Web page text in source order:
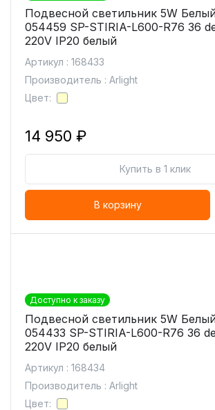
Подвесной светильник 5W
054459 SP-STIRIA-L600-R76 36
220V IP20 белый
Артикул : 168433
Производитель : Arlight
Цвет:
14 950 ₽
Купить в 1 клик
В корзину
Доступно к заказу
Подвесной светильник 5W
054433 SP-STIRIA-L600-R76 36
220V IP20 белый
Артикул : 168434
Производитель : Arlight
Цвет: